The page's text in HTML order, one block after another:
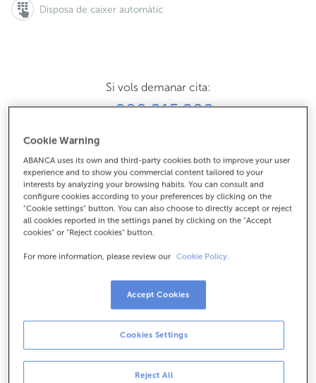
Disposa de caixer automàtic
Si vols demanar cita:
900 815 200
924351050
Com arribar
De dilluns a divendres de8:15 a 14:00.
cita prèviai t'atendrem el dia i hora que
Operacions amb efectiu
Clients: de dilluns a divendres de 8:15 a 11:00
Cookie Warning
ABANCA uses its own and third-party cookies both to improve your user
experience and to show you commercial content tailored to your
interests by analyzing your browsing habits. You can consult and
configure cookies according to your preferences by clicking on the
"Cookie settings" button. You can also choose to directly accept or reject
all cookies reported in the settings panel by clicking on the "Accept
cookies" or "Reject cookies" button.
For more information, please review our Cookie Policy.
Reject All
Cookies Settings
Accept Cookies